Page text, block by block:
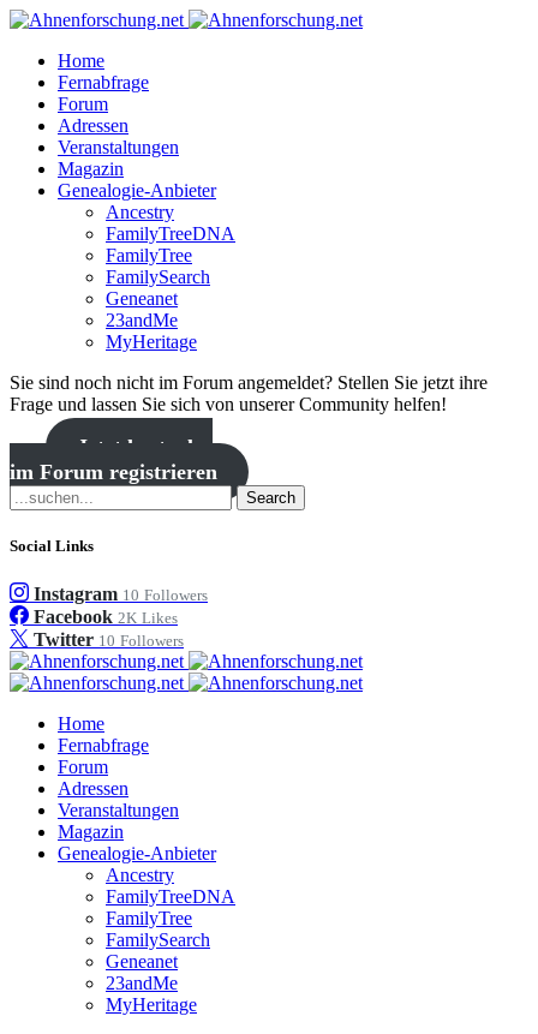
Home
Fernabfrage
Forum
Adressen
Veranstaltungen
Magazin
Genealogie-Anbieter
Ancestry
FamilyTreeDNA
FamilyTree
FamilySearch
Geneanet
23andMe
MyHeritage
Sie sind noch nicht im Forum angemeldet? Stellen Sie jetzt ihre
Frage und lassen Sie sich von unserer Community helfen!
Jetzt kostenlos
im Forum registrieren
Search
Social Links
Instagram 10 Followers
Facebook 2K Likes
Twitter 10 Followers
Home
Fernabfrage
Forum
Adressen
Veranstaltungen
Magazin
Genealogie-Anbieter
Ancestry
FamilyTreeDNA
FamilyTree
FamilySearch
Geneanet
23andMe
MyHeritage